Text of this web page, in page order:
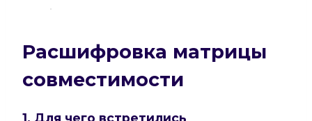
Расшифровка матрицы
совместимости
1. Для чего встретились